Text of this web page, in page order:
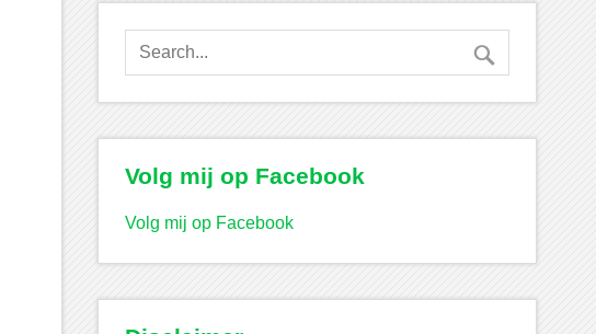
Volg mij op Facebook
Volg mij op Facebook